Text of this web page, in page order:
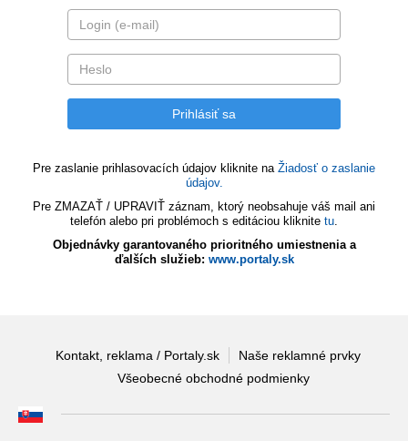
Pre zaslanie prihlasovacích údajov kliknite na Žiadosť o zaslanie
údajov.
Pre ZMAZAŤ / UPRAVIŤ záznam, ktorý neobsahuje váš mail ani
telefón alebo pri problémoch s editáciou kliknite tu.
Objednávky garantovaného prioritného umiestnenia a
ďalších služieb: www.portaly.sk
Kontakt, reklama / Portaly.sk
Naše reklamné prvky
Všeobecné obchodné podmienky